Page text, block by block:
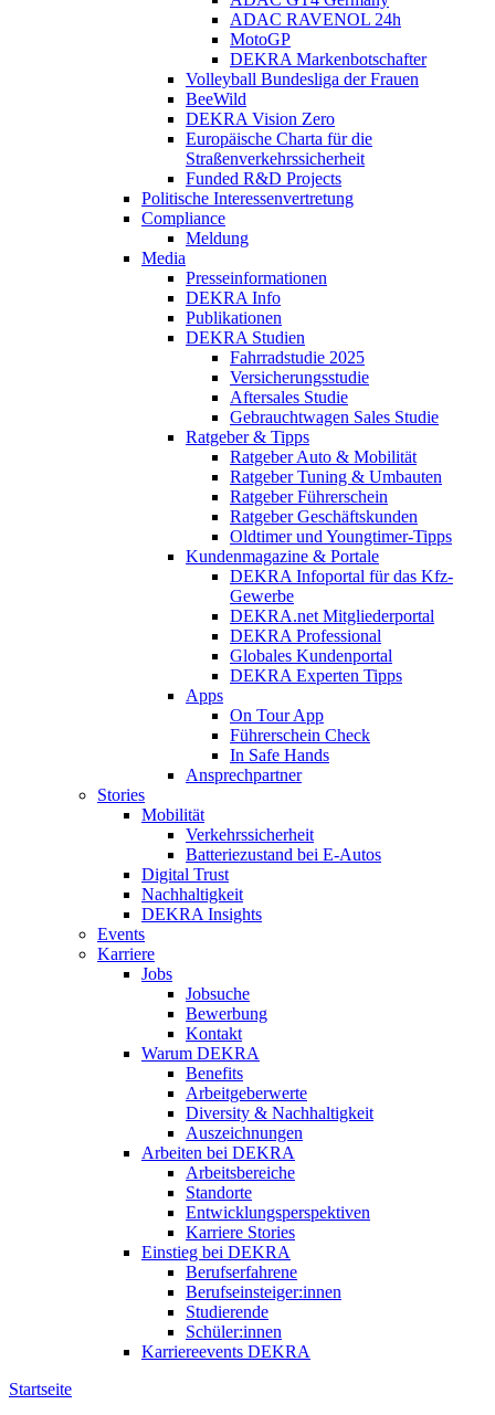
ADAC RAVENOL 24h
MotoGP
DEKRA Markenbotschafter
Volleyball Bundesliga der Frauen
BeeWild
DEKRA Vision Zero
Europäische Charta für die
Straßenverkehrssicherheit
Funded R&D Projects
Politische Interessenvertretung
Compliance
Meldung
Media
Presseinformationen
DEKRA Info
Publikationen
DEKRA Studien
Fahrradstudie 2025
Versicherungsstudie
Aftersales Studie
Gebrauchtwagen Sales Studie
Ratgeber & Tipps
Ratgeber Auto & Mobilität
Ratgeber Tuning & Umbauten
Ratgeber Führerschein
Ratgeber Geschäftskunden
Oldtimer und Youngtimer-Tipps
Kundenmagazine & Portale
DEKRA Infoportal für das Kfz-
Gewerbe
DEKRA.net Mitgliederportal
DEKRA Professional
Globales Kundenportal
DEKRA Experten Tipps
Apps
On Tour App
Führerschein Check
In Safe Hands
Ansprechpartner
Stories
Mobilität
Verkehrssicherheit
Batteriezustand bei E-Autos
Digital Trust
Nachhaltigkeit
DEKRA Insights
Events
Karriere
Jobs
Jobsuche
Bewerbung
Kontakt
Warum DEKRA
Benefits
Arbeitgeberwerte
Diversity & Nachhaltigkeit
Auszeichnungen
Arbeiten bei DEKRA
Arbeitsbereiche
Standorte
Entwicklungsperspektiven
Karriere Stories
Einstieg bei DEKRA
Berufserfahrene
Berufseinsteiger:innen
Studierende
Schüler:innen
Karriereevents DEKRA
Startseite